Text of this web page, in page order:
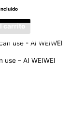
carrito
use – AI WEIWEI